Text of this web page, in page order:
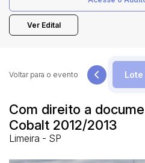
Ver Edital
Com direito a
Cobalt 2012/2013
Limeira - SP
Voltar para o evento